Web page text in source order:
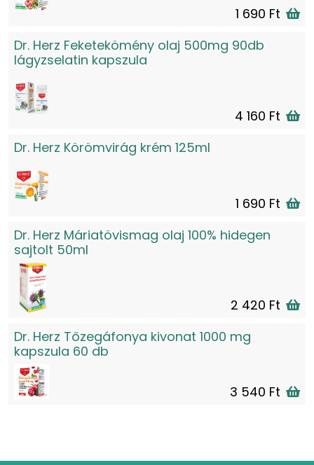
1 690 Ft
Dr. Herz Feketekömény olaj 500mg 90db
lágyzselatin kapszula
4 160 Ft
Dr. Herz Körömvirág krém 125ml
1 690 Ft
Dr. Herz Máriatövismag olaj 100% hidegen
sajtolt 50ml
2 420 Ft
Dr. Herz Tőzegáfonya kivonat 1000 mg
kapszula 60 db
3 540 Ft